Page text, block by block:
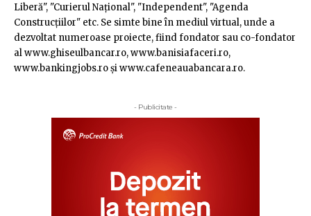
Liberă", "Curierul Naţional", "Independent", "Agenda
Construcţiilor" etc. Se simte bine în mediul virtual, unde a
dezvoltat numeroase proiecte, fiind fondator sau co-fondator
al www.ghiseulbancar.ro, www.banisiafaceri.ro,
www.bankingjobs.ro şi www.cafeneauabancara.ro.
- Publicitate -